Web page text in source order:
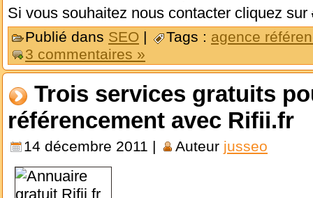
Si vous souhaitez nous contacter cliquez sur
Publié dans SEO | Tags : agence
3 commentaires »
Trois services gratuits
référencement avec Rifii.fr
14 décembre 2011 | Auteur jusseo